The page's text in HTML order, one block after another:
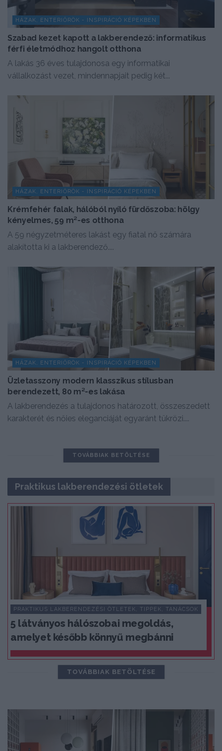
HÁZAK, ENTERIŐRÖK - INSPIRÁCIÓ KÉPEKBEN
Szabad kezet kapott a lakberendező: informatikus
férfi életmódhoz hangolt otthona
A lakás 36 éves tulajdonosa egy informatikai
vállalkozást vezet, mindennapjait pedig két...
HÁZAK, ENTERIŐRÖK - INSPIRÁCIÓ KÉPEKBEN
Krémfehér falak, hálóból nyíló fürdőszoba: hölgy
kényelmes, 59 m²-es otthona
A 59 négyzetméteres lakást egy fiatal nő számára
alakította ki a lakberendező....
HÁZAK, ENTERIŐRÖK - INSPIRÁCIÓ KÉPEKBEN
Üzletasszony modern klasszikus stílusban
berendezett, 80 m²-es lakása
A lakberendezés a tulajdonos határozott, összeszedett
karakterét és nőies eleganciáját egyaránt tükrözi....
TOVÁBBIAK BETÖLTÉSE
Praktikus lakberendezési ötletek
PRAKTIKUS LAKBERENDEZÉSI ÖTLETEK, TIPPEK, TANÁCSOK
5 látványos hálószobai megoldás,
amelyet később könnyű megbánni
TOVÁBBIAK BETÖLTÉSE